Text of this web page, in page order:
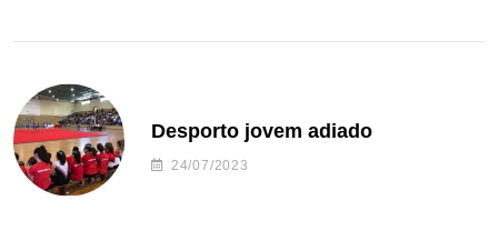
Desporto jovem adiado
24/07/2023